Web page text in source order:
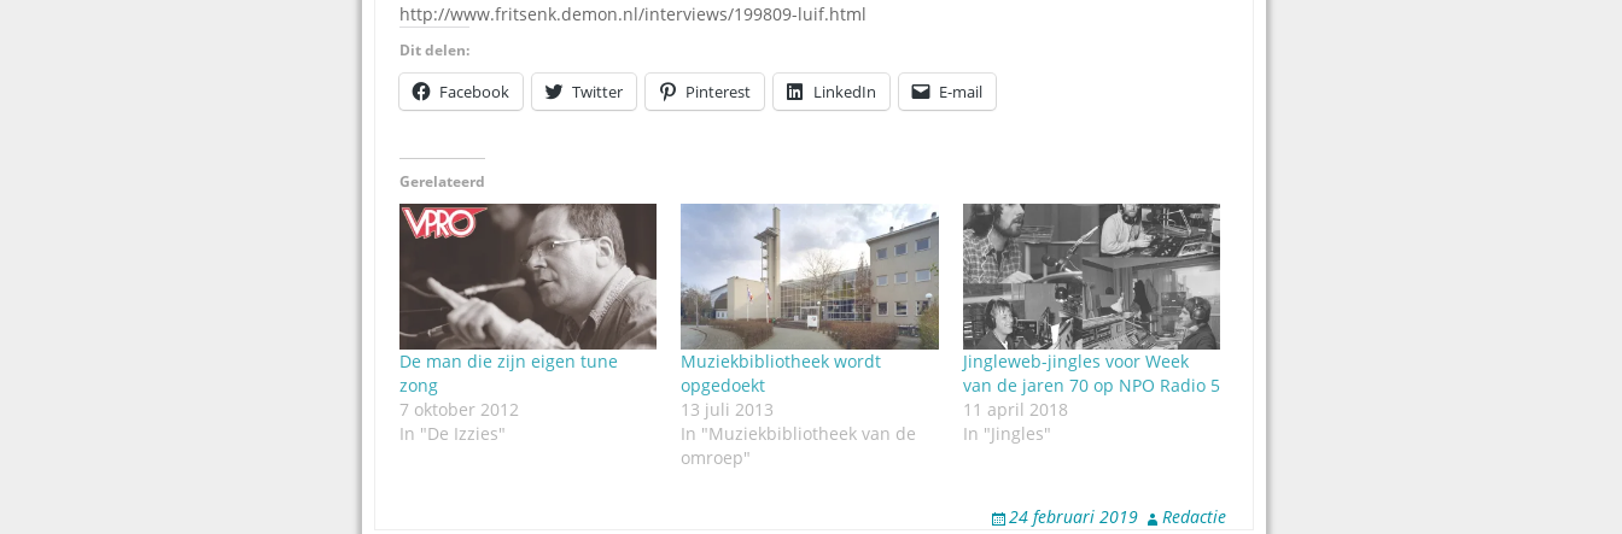
http://www.fritsenk.demon.nl/interviews/199809-luif.html
Dit delen:
Facebook Twitter Pinterest LinkedIn E-mail
Gerelateerd
De man die zijn eigen tune
zong
7 oktober 2012
In "De Izzies"
Muziekbibliotheek wordt
opgedoekt
13 juli 2013
In "Muziekbibliotheek van de
omroep"
Jingleweb-jingles voor Week
van de jaren 70 op NPO Radio 5
11 april 2018
In "Jingles"
24 februari 2019 Redactie